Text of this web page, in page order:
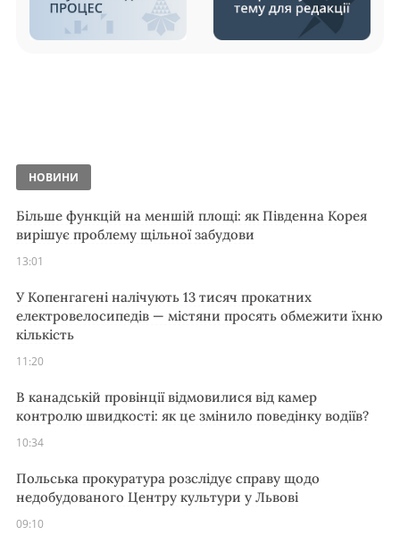
НОВИНИ
Більше функцій на меншій площі: як Південна Корея
вирішує проблему щільної забудови
13:01
У Копенгагені налічують 13 тисяч прокатних
електровелосипедів — містяни просять обмежити їхню
кількість
11:20
В канадській провінції відмовилися від камер
контролю швидкості: як це змінило поведінку водіїв?
10:34
Польська прокуратура розслідує справу щодо
недобудованого Центру культури у Львові
09:10